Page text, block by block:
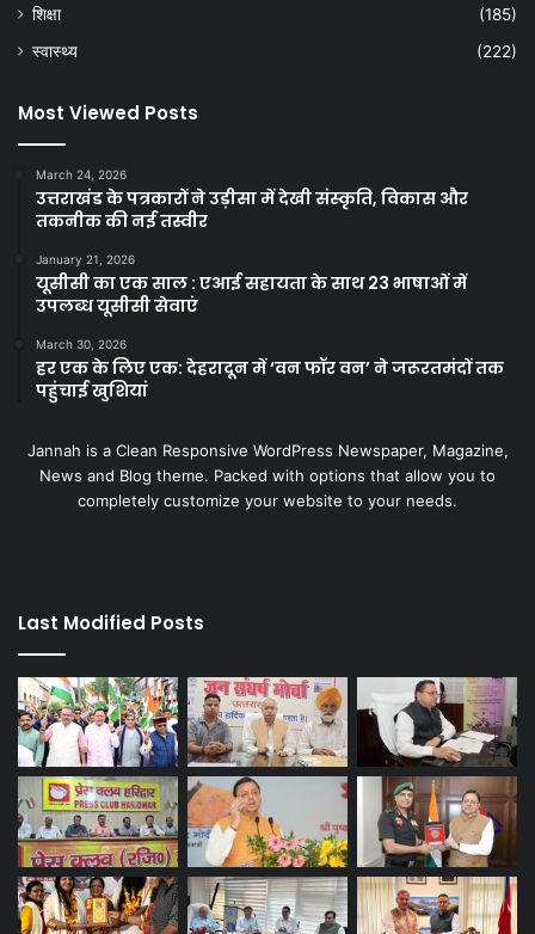
शिक्षा
(185)
स्वास्थ्य
(222)
Most Viewed Posts
March 24, 2026
उत्तराखंड के पत्रकारों ने उड़ीसा में देखी संस्कृति, विकास और
तकनीक की नई तस्वीर
January 21, 2026
यूसीसी का एक साल : एआई सहायता के साथ 23 भाषाओं में
उपलब्ध यूसीसी सेवाएं
March 30, 2026
हर एक के लिए एक: देहरादून में ‘वन फॉर वन’ ने जरूरतमंदों तक
पहुंचाई खुशियां
Jannah is a Clean Responsive WordPress Newspaper, Magazine,
News and Blog theme. Packed with options that allow you to
completely customize your website to your needs.
Last Modified Posts